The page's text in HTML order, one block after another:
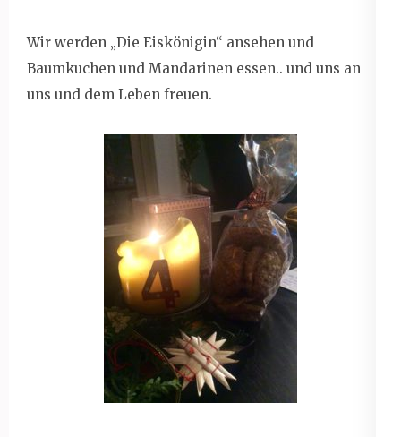
Wir werden „Die Eiskönigin“ ansehen und
Baumkuchen und Mandarinen essen.. und uns an
uns und dem Leben freuen.